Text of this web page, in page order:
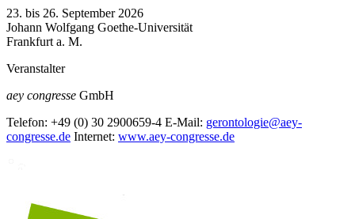
23. bis 26. September 2026
Johann Wolfgang Goethe-Universität
Frankfurt a. M.
Veranstalter
aey congresse GmbH
Telefon: +49 (0) 30 2900659-4 E-Mail: gerontologie@aey-
congresse.de Internet: www.aey-congresse.de